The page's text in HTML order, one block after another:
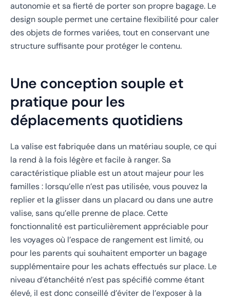
autonomie et sa fierté de porter son propre bagage. Le
design souple permet une certaine flexibilité pour caler
des objets de formes variées, tout en conservant une
structure suffisante pour protéger le contenu.
Une conception souple et
pratique pour les
déplacements quotidiens
La valise est fabriquée dans un matériau souple, ce qui
la rend à la fois légère et facile à ranger. Sa
caractéristique pliable est un atout majeur pour les
familles : lorsqu’elle n’est pas utilisée, vous pouvez la
replier et la glisser dans un placard ou dans une autre
valise, sans qu’elle prenne de place. Cette
fonctionnalité est particulièrement appréciable pour
les voyages où l’espace de rangement est limité, ou
pour les parents qui souhaitent emporter un bagage
supplémentaire pour les achats effectués sur place. Le
niveau d’étanchéité n’est pas spécifié comme étant
élevé, il est donc conseillé d’éviter de l’exposer à la